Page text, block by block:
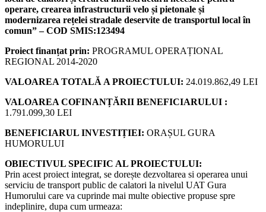
operare, crearea infrastructurii velo și pietonale și
modernizarea rețelei stradale deservite de transportul local în
comun” – COD SMIS:123494
Proiect finanțat prin: PROGRAMUL OPERAȚIONAL
REGIONAL 2014-2020
VALOAREA TOTALĂ A PROIECTULUI: 24.019.862,49 LEI
VALOAREA COFINANȚĂRII BENEFICIARULUI :
1.791.099,30 LEI
BENEFICIARUL INVESTIȚIEI: ORAȘUL GURA
HUMORULUI
OBIECTIVUL SPECIFIC AL PROIECTULUI:
Prin acest proiect integrat, se dorește dezvoltarea si operarea unui
serviciu de transport public de calatori la nivelul UAT Gura
Humorului care va cuprinde mai multe obiective propuse spre
indeplinire, dupa cum urmeaza: